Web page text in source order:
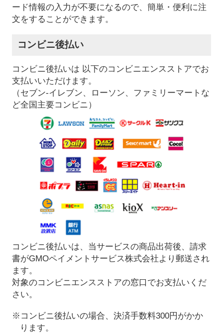
ード情報の入力が不要になるので、簡単・便利に注
文をすることができます。
コンビニ後払い
コンビニ後払いは 以下のコンビニエンスストアでお
支払いいただけます。
（セブン-イレブン、ローソン、ファミリーマートな
ど全国主要コンビニ）
コンビニ後払いは、当サービスの商品出荷後、請求
書がGMOペイメントサービス株式会社より郵送され
ます。
対象のコンビニエンスストアの窓口でお支払いくだ
さい。
※コンビニ後払いの場合、決済手数料300円がかか
ります。